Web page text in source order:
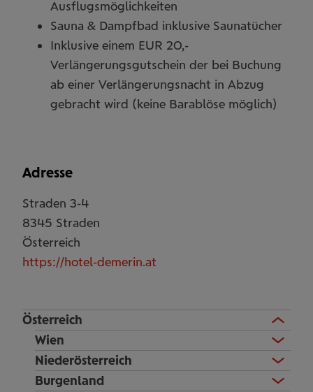
Österreich
Wien
Niederösterreich
Burgenland
Ausflugsmöglichkeiten
Sauna & Dampfbad inklusive Saunatücher
Inklusive einem EUR 20,-
Verlängerungsgutschein der bei Buchung
ab einer Verlängerungsnacht in Abzug
gebracht wird (keine Barablöse möglich)
Adresse
Straden 3-4
8345 Straden
Österreich
https://hotel-demerin.at